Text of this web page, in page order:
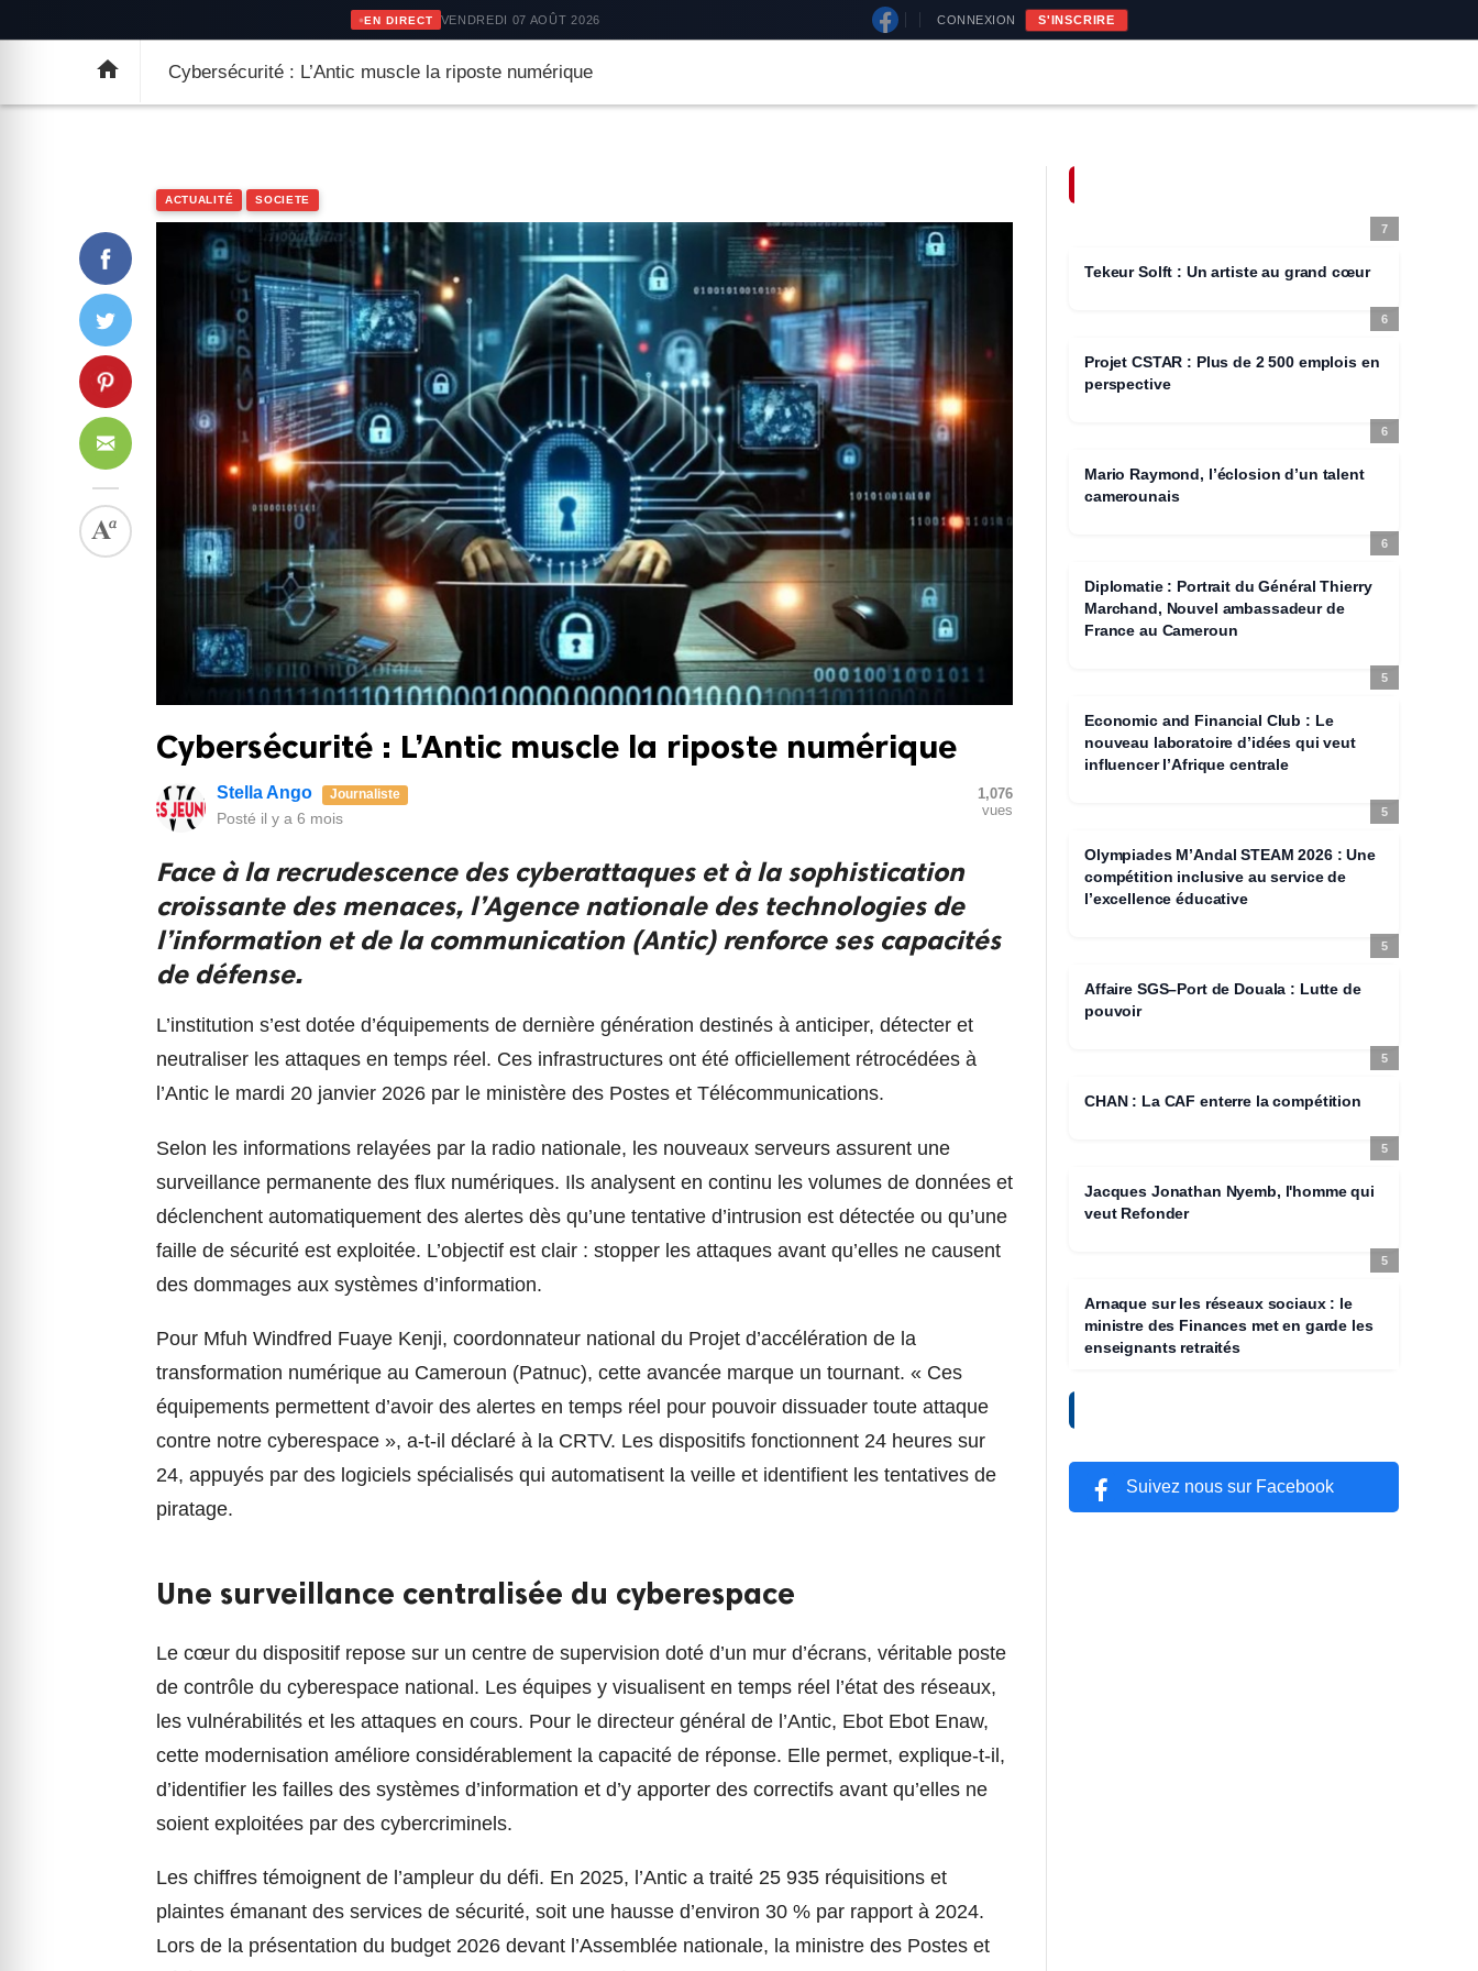
EN DIRECT VENDREDI 07 AOÛT 2026 CONNEXION S'INSCRIRE
ACTUALITÉ SOCIETE EDUCATION OPINION CULTURE
 Cybersécurité : L’Antic muscle la riposte numérique
ACTUALITÉ SOCIETE
Cybersécurité : L’Antic muscle la riposte numérique
Stella Ango Journaliste
Posté il y a 6 mois
1,076
vues
Face à la recrudescence des cyberattaques et à la sophistication
croissante des menaces, l’Agence nationale des technologies de
l’information et de la communication (Antic) renforce ses capacités
de défense.
L’institution s’est dotée d’équipements de dernière génération destinés à anticiper, détecter et
neutraliser les attaques en temps réel. Ces infrastructures ont été officiellement rétrocédées à
l’Antic le mardi 20 janvier 2026 par le ministère des Postes et Télécommunications.
Selon les informations relayées par la radio nationale, les nouveaux serveurs assurent une
surveillance permanente des flux numériques. Ils analysent en continu les volumes de données et
déclenchent automatiquement des alertes dès qu’une tentative d’intrusion est détectée ou qu’une
faille de sécurité est exploitée. L’objectif est clair : stopper les attaques avant qu’elles ne causent
des dommages aux systèmes d’information.
Pour Mfuh Windfred Fuaye Kenji, coordonnateur national du Projet d’accélération de la
transformation numérique au Cameroun (Patnuc), cette avancée marque un tournant. « Ces
équipements permettent d’avoir des alertes en temps réel pour pouvoir dissuader toute attaque
contre notre cyberespace », a-t-il déclaré à la CRTV. Les dispositifs fonctionnent 24 heures sur
24, appuyés par des logiciels spécialisés qui automatisent la veille et identifient les tentatives de
piratage.
Une surveillance centralisée du cyberespace
Le cœur du dispositif repose sur un centre de supervision doté d’un mur d’écrans, véritable poste
de contrôle du cyberespace national. Les équipes y visualisent en temps réel l’état des réseaux,
les vulnérabilités et les attaques en cours. Pour le directeur général de l’Antic, Ebot Ebot Enaw,
cette modernisation améliore considérablement la capacité de réponse. Elle permet, explique-t-il,
d’identifier les failles des systèmes d’information et d’y apporter des correctifs avant qu’elles ne
soient exploitées par des cybercriminels.
Les chiffres témoignent de l’ampleur du défi. En 2025, l’Antic a traité 25 935 réquisitions et
plaintes émanant des services de sécurité, soit une hausse d’environ 30 % par rapport à 2024.
Lors de la présentation du budget 2026 devant l’Assemblée nationale, la ministre des Postes et
7
Tekeur Solft : Un artiste au grand cœur
6
Projet CSTAR : Plus de 2 500 emplois en
perspective
6
Mario Raymond, l’éclosion d’un talent
camerounais
6
Diplomatie : Portrait du Général Thierry
Marchand, Nouvel ambassadeur de
France au Cameroun
5
Economic and Financial Club : Le
nouveau laboratoire d’idées qui veut
influencer l’Afrique centrale
5
Olympiades M’Andal STEAM 2026 : Une
compétition inclusive au service de
l’excellence éducative
5
Affaire SGS–Port de Douala : Lutte de
pouvoir
5
CHAN : La CAF enterre la compétition
5
Jacques Jonathan Nyemb, l'homme qui
veut Refonder
5
Arnaque sur les réseaux sociaux : le
ministre des Finances met en garde les
enseignants retraités
Suivez nous sur Facebook